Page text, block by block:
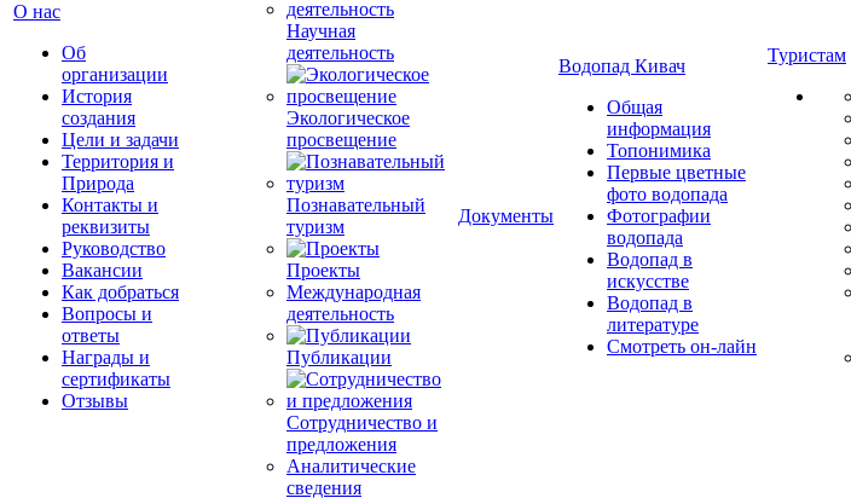
О нас
Об
организации
История
создания
Цели и задачи
Территория и
Природа
Контакты и
реквизиты
Руководство
Вакансии
Как добраться
Вопросы и
ответы
Награды и
сертификаты
Отзывы
Научная
деятельность
Экологическое
просвещение
Познавательный
туризм
Проекты
Международная
деятельность
Публикации
Сотрудничество и
предложения
Аналитические
сведения
Документы
Водопад Кивач
Общая
информация
Топонимика
Первые цветные
фото водопада
Фотографии
водопада
Водопад в
искусстве
Водопад в
литературе
Смотреть он-лайн
Туристам